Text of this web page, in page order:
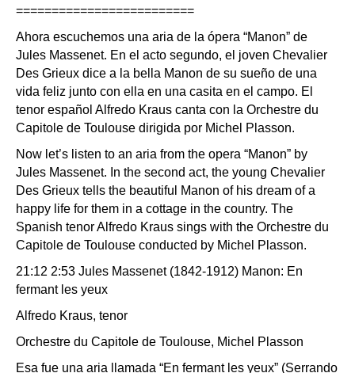
=========================
Ahora escuchemos una aria de la ópera “Manon” de
Jules Massenet. En el acto segundo, el joven Chevalier
Des Grieux dice a la bella Manon de su sueño de una
vida feliz junto con ella en una casita en el campo. El
tenor español Alfredo Kraus canta con la Orchestre du
Capitole de Toulouse dirigida por Michel Plasson.
Now let’s listen to an aria from the opera “Manon” by
Jules Massenet. In the second act, the young Chevalier
Des Grieux tells the beautiful Manon of his dream of a
happy life for them in a cottage in the country. The
Spanish tenor Alfredo Kraus sings with the Orchestre du
Capitole de Toulouse conducted by Michel Plasson.
21:12 2:53 Jules Massenet (1842-1912) Manon: En
fermant les yeux
Alfredo Kraus, tenor
Orchestre du Capitole de Toulouse, Michel Plasson
Esa fue una aria llamada “En fermant les yeux” (Serrando